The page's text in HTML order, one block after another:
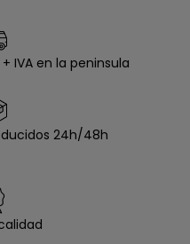
IVA en la peninsula
24h/48h